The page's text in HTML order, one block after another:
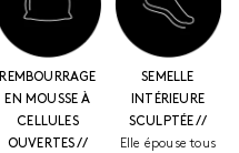
REMBOURRAGE
EN MOUSSE À
CELLULES
OUVERTES //
SEMELLE
INTÉRIEURE
SCULPTÉE //
Elle épouse tous